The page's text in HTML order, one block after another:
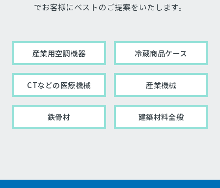
でお客様にベストのご提案をいたします。
産業用空調機器 冷蔵商品ケース
CTなどの医療機械 産業機械
鉄骨材 建築材料全般